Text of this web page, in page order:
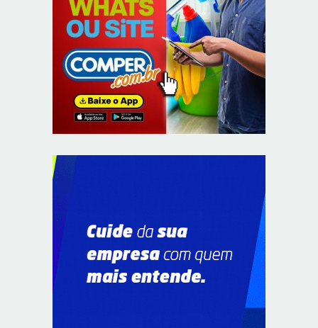
Supermercados transformam o Wi-Fi em ferramenta
estratégica para fidelizar clientes
CIEE e Tribunal Regional Federal da 1ª Região - TRF
abrem processo seletivo para o Programa de Estágio
“Você sabe com quem está falando?”: A corrupção